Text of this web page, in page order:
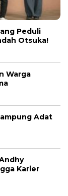
Peduli
Otsuka!
Warga
Adat
Karier